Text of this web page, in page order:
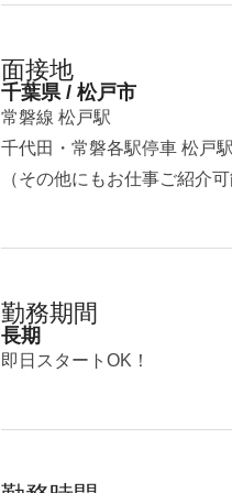
面接地
千葉県 / 松戸市
常磐線 松戸駅
千代田・常磐各駅停車 松戸駅
（その他にもお仕事ご紹介可
勤務期間
長期
即日スタートOK！